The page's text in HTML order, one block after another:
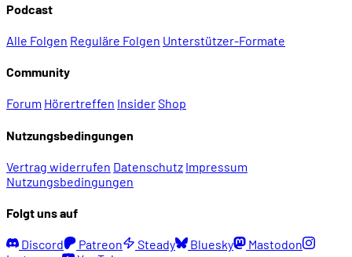
Podcast
Alle Folgen Reguläre Folgen Unterstützer-Formate
Community
Forum Hörertreffen InsiderShop
Nutzungsbedingungen
Vertrag widerrufen Datenschutz Impressum
Nutzungsbedingungen
Folgt uns auf
Discord Patreon Steady Bluesky
Mastodon